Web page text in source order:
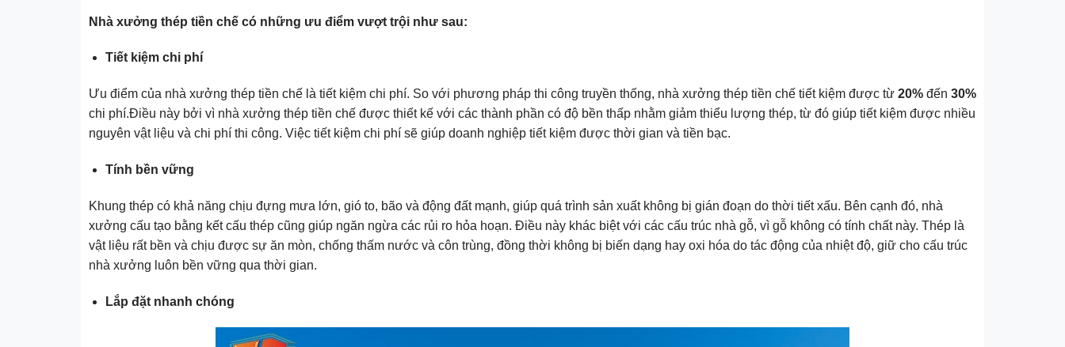
Nhà xưởng thép tiền chế có những ưu điểm vượt trội như sau:
Tiết kiệm chi phí
Ưu điểm của nhà xưởng thép tiền chế là tiết kiệm chi phí. So với phương pháp thi công truyền thống, nhà xưởng thép tiền chế tiết kiệm được từ 20% đến 30%
chi phí.Điều này bởi vì nhà xưởng thép tiền chế được thiết kế với các thành phần có độ bền thấp nhằm giảm thiểu lượng thép, từ đó giúp tiết kiệm được nhiều
nguyên vật liệu và chi phí thi công. Việc tiết kiệm chi phí sẽ giúp doanh nghiệp tiết kiệm được thời gian và tiền bạc.
Tính bền vững
Khung thép có khả năng chịu đựng mưa lớn, gió to, bão và động đất mạnh, giúp quá trình sản xuất không bị gián đoạn do thời tiết xấu. Bên cạnh đó, nhà
xưởng cấu tạo bằng kết cấu thép cũng giúp ngăn ngừa các rủi ro hỏa hoạn. Điều này khác biệt với các cấu trúc nhà gỗ, vì gỗ không có tính chất này. Thép là
vật liệu rất bền và chịu được sự ăn mòn, chống thấm nước và côn trùng, đồng thời không bị biến dạng hay oxi hóa do tác động của nhiệt độ, giữ cho cấu trúc
nhà xưởng luôn bền vững qua thời gian.
Lắp đặt nhanh chóng